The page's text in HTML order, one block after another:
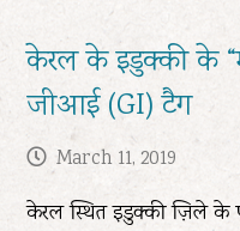
केरल के इडुक्की के
जीआई (GI) टैग
March 11, 2019
केरल स्थित इडुक्की ज़िले के